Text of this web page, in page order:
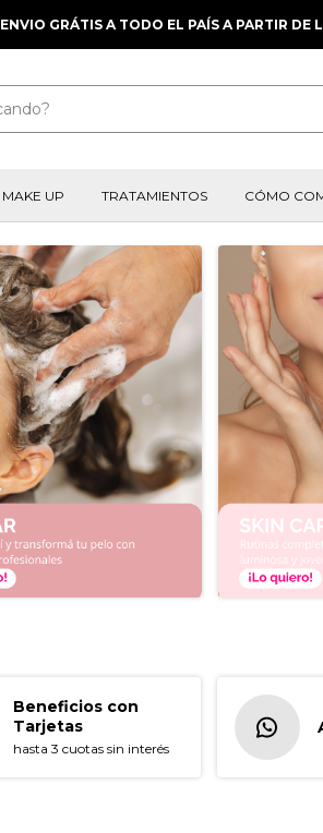
ENVIO GRÁTIS A TODO EL PAÍS A PARTIR DE
MAKE UP TRATAMIENTOS CÓMO
Beneficios con
Tarjetas
hasta 3 cuotas sin interés